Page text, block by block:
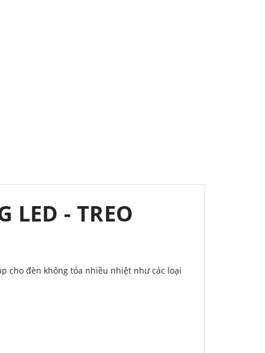
LED - TREO
cho đèn không tỏa nhiều nhiệt như các loại